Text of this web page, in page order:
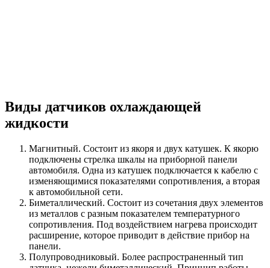
Виды датчиков охлаждающей
жидкости
Магнитный. Состоит из якоря и двух катушек. К якорю
подключены стрелка шкалы на приборной панели
автомобиля. Одна из катушек подключается к кабелю с
изменяющимися показателями сопротивления, а вторая
к автомобильной сети.
Биметаллический. Состоит из сочетания двух элементов
из металлов с разным показателем температурного
сопротивления. Под воздействием нагрева происходит
расширение, которое приводит в действие прибор на
панели.
Полупроводниковый. Более распространенный тип